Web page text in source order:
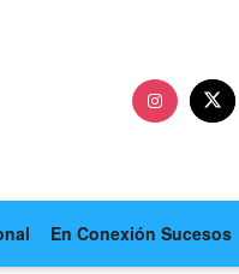
En Conexión Sucesos